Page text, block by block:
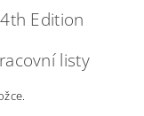
Edition
listy